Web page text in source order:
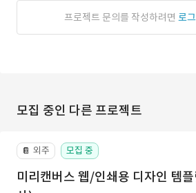
프로젝트 문의를 작성하려면 로
모집 중인 다른 프로젝트
📔 외주 모집 중
미리캔버스 웹/인쇄용 디자인 템